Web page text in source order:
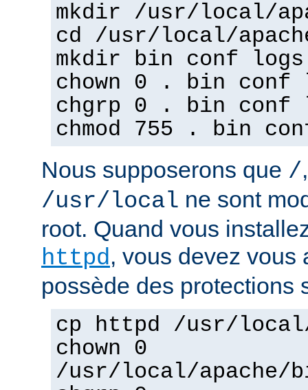
mkdir /usr/local/
cd /usr/local/
mkdir bin conf logs
chown 0 . bin conf
chgrp 0 . bin conf
chmod 755 . bin
Nous supposerons que /
/usr/local ne sont
root. Quand vous
httpd, vous devez vous
possède des protections
cp httpd /usr/
chown 0
/usr/local/apache/